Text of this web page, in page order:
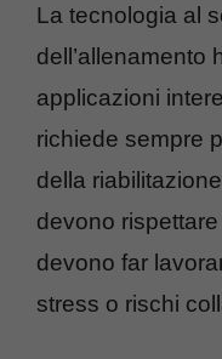
La tecnologia al
dell’allenamento
applicazioni
richiede sempre
della
devono
devono far
stress o rischi